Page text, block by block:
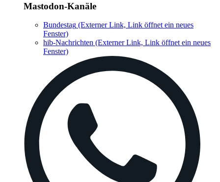
Mastodon-Kanäle
Bundestag (Externer Link, Link öffnet ein neues
Fenster)
hib-Nachrichten (Externer Link, Link öffnet ein neues
Fenster)